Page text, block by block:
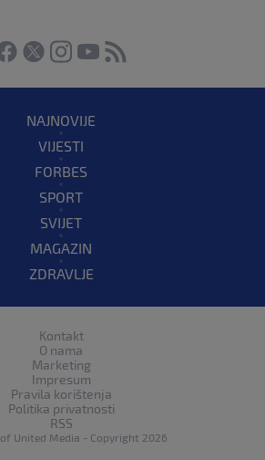
NAJNOVIJE
VIJESTI
FORBES
SPORT
SVIJET
MAGAZIN
ZDRAVLJE
Kontakt
O nama
Marketing
Impresum
Pravila korištenja
Politika privatnosti
RSS
United Media - Copyright 2026